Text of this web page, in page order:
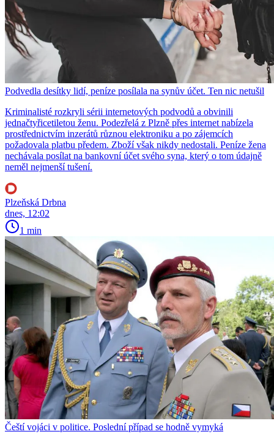
Podvedla desítky lidí, peníze posílala na synův účet. Ten nic netušil
Kriminalisté rozkryli sérii internetových podvodů a obvinili
jednačtyřicetiletou ženu. Podezřelá z Plzně přes internet nabízela
prostřednictvím inzerátů různou elektroniku a po zájemcích
požadovala platbu předem. Zboží však nikdy nedostali. Peníze žena
nechávala posílat na bankovní účet svého syna, který o tom údajně
neměl nejmenší tušení.
Plzeňská Drbna
dnes, 12:02
1 min
Čeští vojáci v politice. Poslední případ se hodně vymyká